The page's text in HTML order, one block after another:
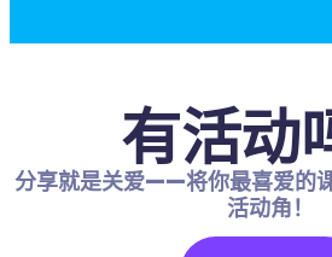
有活动
分享就是关爱——将你最喜爱的
活动角！